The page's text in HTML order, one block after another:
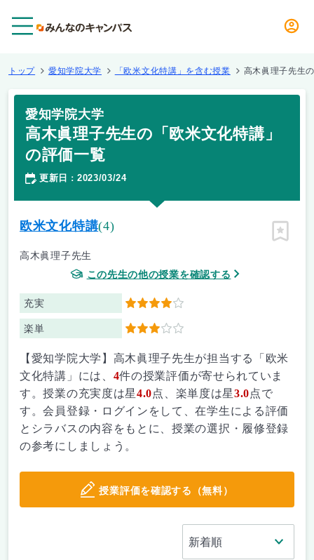
トップ 愛知学院大学 「欧米文化特講」を含む授業 高木眞理子先生
愛知学院大学
高木眞理子先生の「欧米文化特講」
の評価一覧
更新日 ： 2023/03/24
欧米文化特講(4)
高木眞理子先生
この先生の他の授業を確認する
充実 4
楽単 3
ピン留
【愛知学院大学】高木眞理子先生が担当する「欧米
文化特講」には、 4件の授業評価が寄せられていま
す。授業の充実度は星4.0点、楽単度は星3.0点で
す。会員登録・ログインをして、在学生による評価
とシラバスの内容をもとに、授業の選択・履修登録
の参考にしましょう。
授業評価を確認する（無料）